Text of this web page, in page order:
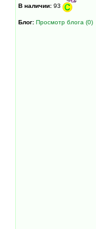
В наличии: 93
Блог: Просмотр блога (0)